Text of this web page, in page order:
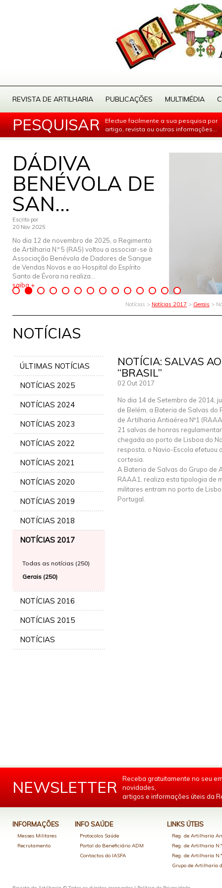
REVISTA DE ARTILHARIA PUBLICAÇÕES MULTIMÉDIA
PESQUISAR
Efectue facilmente a sua pesquisa por
artigo, revista ou outras informações...
DÁDIVA
BENÉVOLA DE
SAN...
Escrito por
20 Nov 2025
No dia 12 de novembro de 2025, o Regimento
de Artilharia N.º 5 (RA5) voltou a associar-se à
Associação Benévola de Dadores de Sangue
de Vendas Novas e ao Hospital do Espírito
Santo de Évora na realiza...
saiba +
Notícias > Notícias 2017 > Gerais >
NOTÍCIAS
ÚLTIMAS NOTÍCIAS
NOTÍCIAS 2025
NOTÍCIAS 2024
NOTÍCIAS 2023
NOTÍCIAS 2022
NOTÍCIAS 2021
NOTÍCIAS 2020
NOTÍCIAS 2019
NOTÍCIAS 2018
NOTÍCIAS 2017
Todas as notícias (250)
Gerais (250)
NOTÍCIAS 2016
NOTÍCIAS 2015
NOTÍCIAS
NOTÍCIA: SALVAS
“BRASIL”
02 Out 2017
No dia 14 de Setembro de 2014,
de Belém, a Bateria de Salvas do
de Artilharia Antiaérea Nº1
21 salvas de honras
chegada ao porto de Lisboa do
resposta, o Navio-Escola efetuou
cortesia.
A Bateria de Salvas do Grupo de
RAAA1, realiza esta tipologia de
militares entram no porto de
Portugal.
NEWSLETTER
Receba gratuitamente no seu
novidades,
artigos e informações úteis da
INFORMAÇÕES
Messes Militares
Recrutamento
INFO SAÚDE
Protocolos Saúde
Portal do Beneficiário ADM
Contactos do IASFA
LINKS ÚTEIS
Reg. de Artilharia
Reg. de Artilharia
Reg. de Artilharia
Grupo de Artilharia